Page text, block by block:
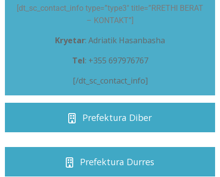
[dt_sc_contact_info type=”type3″ title=”RRETHI BERAT
– KONTAKT”]
Kryetar: Adriatik Hasanbasha
Tel: +355 697976767
[/dt_sc_contact_info]
Prefektura Diber
Prefektura Durres